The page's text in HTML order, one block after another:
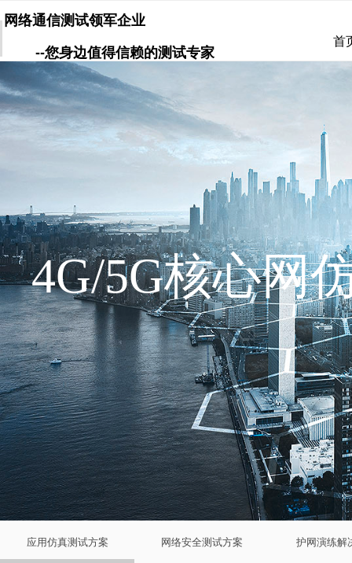
首
网络通信测试领军企业
--您身边值得信赖的测试专家
4G/5G核心网
应用仿真测试方案 网络安全测试方案 护网演练解